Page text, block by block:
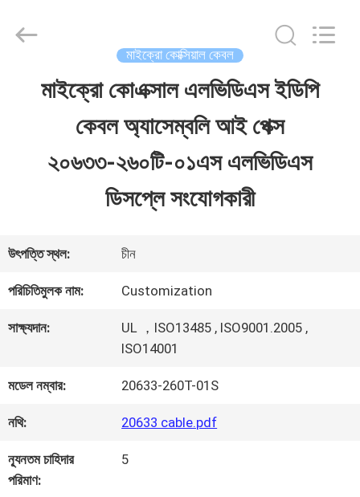
আমাদের
সম্বন্ধে
পরিদর্শন
গুণমান
Media
মাইক্রো কোক্সিয়াল কেবল
মাইক্রো কোএক্সাল এলভিডিএস ইডিপি
কেবল অ্যাসেম্বলি আই পেক্স
২০৬৩৩-২৬০টি-০১এস এলভিডিএস
ডিসপ্লে সংযোগকারী
উৎপত্তি স্থল: চীন
পরিচিতিমুলক নাম: Customization
সাক্ষ্যদান:
UL ，ISO13485 , ISO9001.2005 ,
ISO14001
মডেল নম্বার: 20633-260T-01S
নথি: 20633 cable.pdf
ন্যূনতম চাহিদার
পরিমাণ:
5